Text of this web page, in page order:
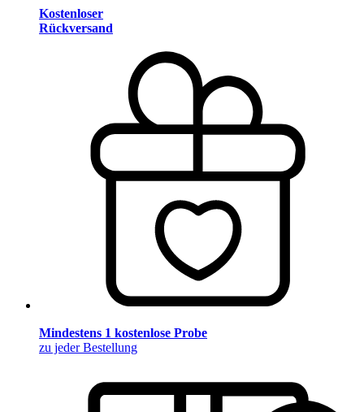
Kostenloser
Rückversand
Mindestens 1 kostenlose Probe
zu jeder Bestellung